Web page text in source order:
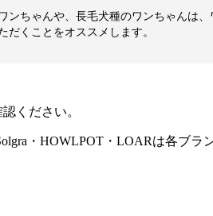
ンちゃんや、長毛犬種のワンちゃんは
だくことをオススメします。
ください。
・HOWLPOT・LOARは各ブラ